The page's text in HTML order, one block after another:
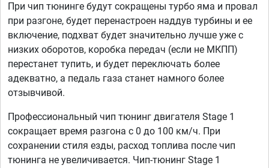
При чип тюнинге будут сокращены турбо яма и провал
при разгоне, будет перенастроен наддув турбины и ее
включение, подхват будет значительно лучше уже с
низких оборотов, коробка передач (если не МКПП)
перестанет тупить, и будет переключать более
адекватно, а педаль газа станет намного более
отзывчивой.
Профессиональный чип тюнинг двигателя Stage 1
сокращает время разгона с 0 до 100 км/ч. При
сохранении стиля езды, расход топлива после чип
тюнинга не увеличивается. Чип-тюнинг Stage 1